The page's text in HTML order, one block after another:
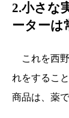
2.小さな
ーターは
これを西野
れをするこ
商品は、薬